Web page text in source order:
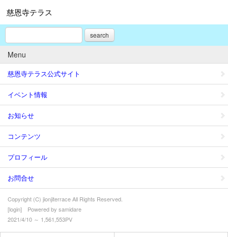
慈恩寺テラス
search
Menu
慈恩寺テラス公式サイト
イベント情報
お知らせ
コンテンツ
プロフィール
お問合せ
Copyright (C) jionjiterrace All Rights Reserved.
[login] Powered by samidare
2021/4/10 ～ 1,561,553PV